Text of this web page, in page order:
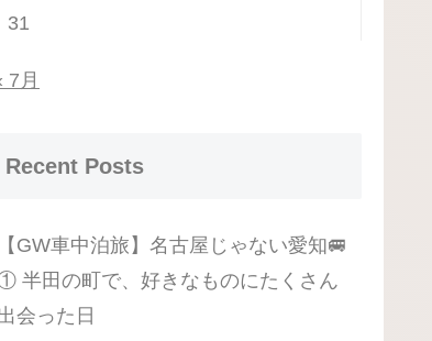
31
7月
Recent Posts
【GW車中泊旅】名古屋じゃない愛知🚐
半田の町で、好きなものにたくさん
会った日